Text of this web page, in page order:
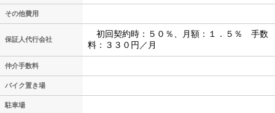
その他費用
保証人代行会社
初回契約時：５０％、月額：１．５％ 手数
料：３３０円／月
仲介手数料
バイク置き場
駐車場